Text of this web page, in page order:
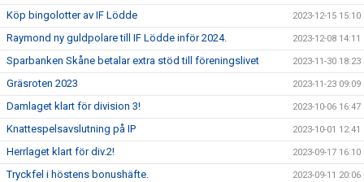
Köp bingolotter av IF Lödde 2023-12-15 15:10
Raymond ny guldpolare till IF Lödde inför 2024. 2023-12-08 14:11
Sparbanken Skåne betalar extra stöd till föreningslivet 2023-11-30 18:23
Gräsroten 2023 2023-11-23 09:09
Damlaget klart för division 3! 2023-10-06 16:47
Knattespelsavslutning på IP 2023-10-01 12:41
Herrlaget klart för div.2! 2023-09-17 16:10
Tryckfel i höstens bonushäfte. 2023-09-11 20:06